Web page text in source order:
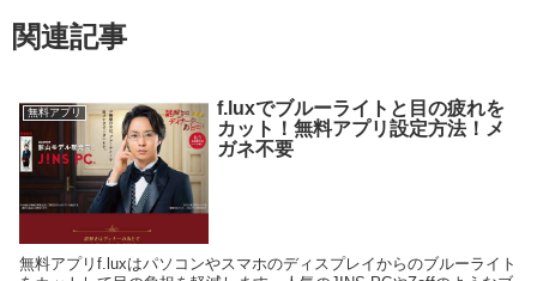
関連記事
無料アプリ
f.luxでブルーライトと目の疲れを
カット！無料アプリ設定方法！メ
ガネ不要
無料アプリf.luxはパソコンやスマホのディスプレイからのブルーライト